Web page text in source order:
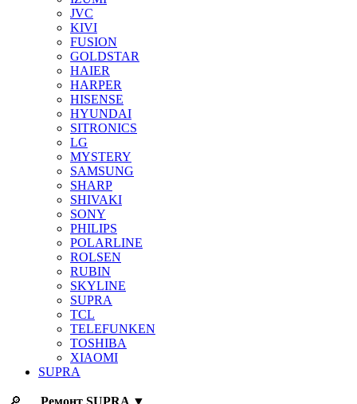
JVC
KIVI
FUSION
GOLDSTAR
HAIER
HARPER
HISENSE
HYUNDAI
SITRONICS
LG
MYSTERY
SAMSUNG
SHARP
SHIVAKI
SONY
PHILIPS
POLARLINE
ROLSEN
RUBIN
SKYLINE
SUPRA
TCL
TELEFUNKEN
TOSHIBA
XIAOMI
SUPRA
🔎 Ремонт SUPRA ▼